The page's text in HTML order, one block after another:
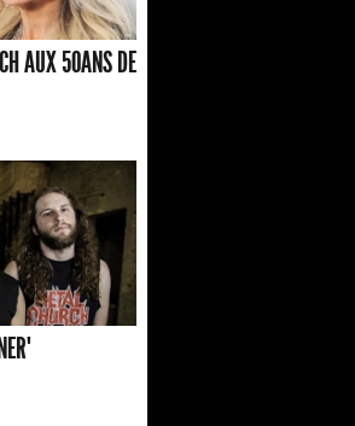
AUX 50ANS DE